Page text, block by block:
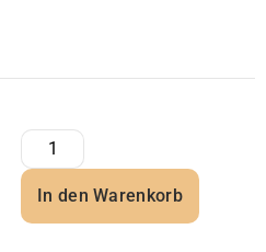
In den Warenkorb